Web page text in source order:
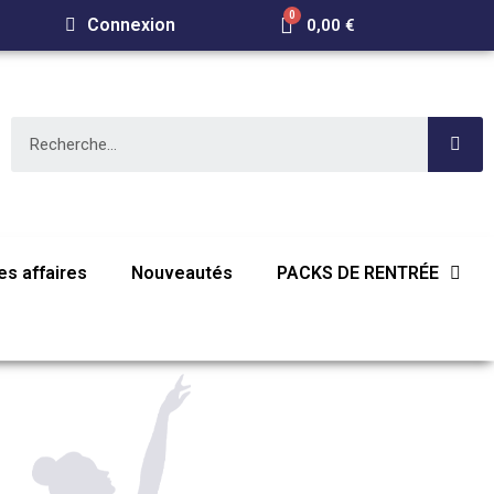
Connexion 0,00 €
affaires Nouveautés PACKS DE RENTRÉE